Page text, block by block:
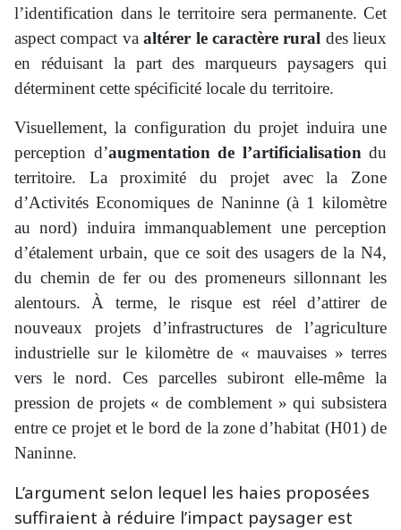
l’identification dans le territoire sera permanente. Cet
aspect compact vaaltérer le caractère rural des lieux
en réduisant la part des marqueurs paysagers qui
déterminent cette spécificité locale du territoire.
Visuellement, la configuration du projet induira une
perception d’augmentation de l’artificialisation du
territoire. La proximité du projet avec la Zone
d’Activités Economiques de Naninne (à 1 kilomètre
au nord) induira immanquablement une perception
d’étalement urbain, que ce soit des usagers de la N4,
du chemin de fer ou des promeneurs sillonnant les
alentours. À terme, le risque est réel d’attirer de
nouveaux projets d’infrastructures de l’agriculture
industrielle sur le kilomètre de « mauvaises » terres
vers le nord. Ces parcelles subiront elle-même la
pression de projets « de comblement » qui subsistera
entre ce projet et le bord de la zone d’habitat (H01) de
Naninne.
L’argument selon lequel les haies proposées
suffiraient à réduire l’impact paysager est